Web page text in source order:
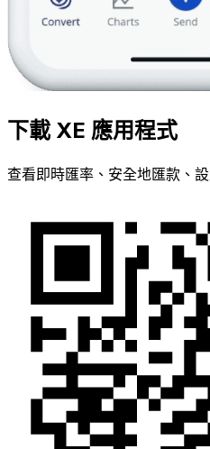
下載 XE 應用程式
查看即時匯率、安全地匯款、